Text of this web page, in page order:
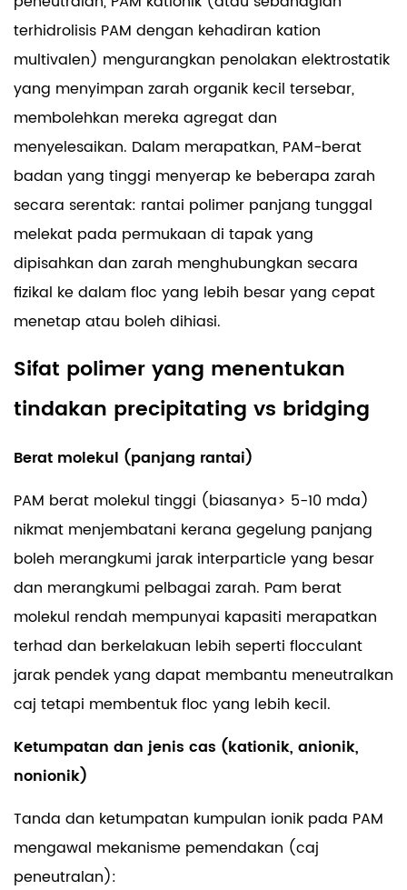
terhidrolisis PAM dengan kehadiran kation
multivalen) mengurangkan penolakan elektrostatik
yang menyimpan zarah organik kecil tersebar,
membolehkan mereka agregat dan
menyelesaikan. Dalam merapatkan, PAM-berat
badan yang tinggi menyerap ke beberapa zarah
secara serentak: rantai polimer panjang tunggal
melekat pada permukaan di tapak yang
dipisahkan dan zarah menghubungkan secara
fizikal ke dalam floc yang lebih besar yang cepat
menetap atau boleh dihiasi.
Sifat polimer yang menentukan
tindakan precipitating vs bridging
Berat molekul (panjang rantai)
PAM berat molekul tinggi (biasanya> 5-10 mda)
nikmat menjembatani kerana gegelung panjang
boleh merangkumi jarak interparticle yang besar
dan merangkumi pelbagai zarah. Pam berat
molekul rendah mempunyai kapasiti merapatkan
terhad dan berkelakuan lebih seperti flocculant
jarak pendek yang dapat membantu meneutralkan
caj tetapi membentuk floc yang lebih kecil.
Ketumpatan dan jenis cas (kationik, anionik,
nonionik)
Tanda dan ketumpatan kumpulan ionik pada PAM
mengawal mekanisme pemendakan (caj
peneutralan):